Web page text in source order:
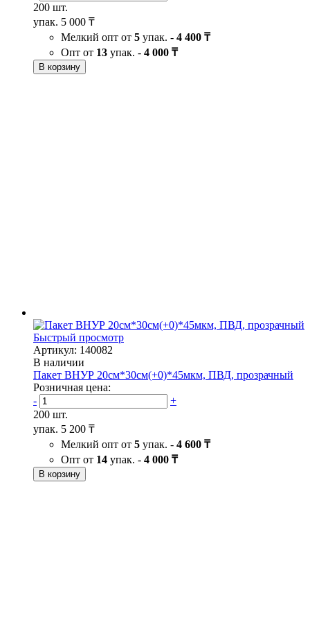
200 шт.
упак. 5 000 ₸
Мелкий опт от 5 упак. - 4 400 ₸
Опт от 13 упак. - 4 000 ₸
В корзину
Быстрый просмотр
Артикул: 140082
В наличии
Пакет ВНУР 20см*30см(+0)*45мкм, ПВД, прозрачный
Розничная цена:
-
+
200 шт.
упак. 5 200 ₸
Мелкий опт от 5 упак. - 4 600 ₸
Опт от 14 упак. - 4 000 ₸
В корзину